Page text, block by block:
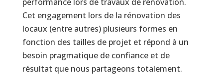
Cet engagement lors de la rénovation des
locaux (entre autres) plusieurs formes en
fonction des tailles de projet et répond à un
besoin pragmatique de confiance et de
résultat que nous partageons totalement.